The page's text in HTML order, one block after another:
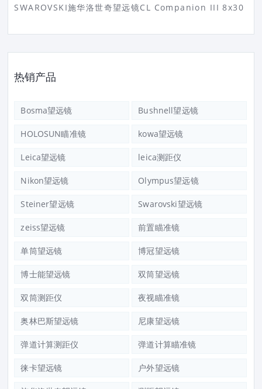
SWAROVSKI施华洛世奇望远镜CL Companion III 8x30
热销产品
Bosma望远镜 Bushnell望远镜
HOLOSUN瞄准镜 kowa望远镜
Leica望远镜 leica测距仪
Nikon望远镜 Olympus望远镜
Steiner望远镜 Swarovski望远镜
zeiss望远镜 前置瞄准镜
单筒望远镜 博冠望远镜
博士能望远镜 双筒望远镜
双筒测距仪 夜视瞄准镜
奥林巴斯望远镜 尼康望远镜
弹道计算测距仪 弹道计算瞄准镜
徕卡望远镜 户外望远镜